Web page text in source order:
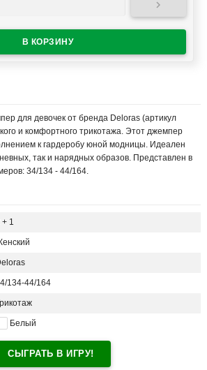

для девочек от бренда Deloras (артикул
и комфортного трикотажа. Этот джемпер
к гардеробу юной модницы. Идеален
так и нарядных образов. Представлен в
34/134 - 44/164.
+ 1
134-44/164
Белый
СЫГРАТЬ В ИГРУ!